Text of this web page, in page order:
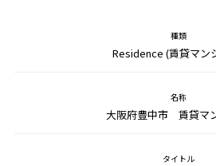
種類
Residence (賃貸マン
名称
大阪府豊中市 賃貸マ
タイトル